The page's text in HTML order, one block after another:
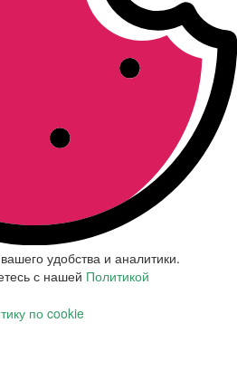
удобства и аналитики.
с нашей Политикой
по cookie